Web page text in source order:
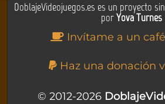
DoblajeVideojuegos.es es un proyecto
porYova Turnes
Invítame a un
Haz una donación
© 2012-2026